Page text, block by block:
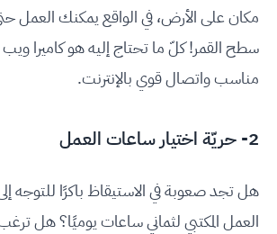
مكان على الأرض، في الواقع يمكنك العمل
سطح القمر! كلّ ما تحتاج إليه هو كاميرا
مناسب واتصال قوي بالإنترنت.
2- حريّة اختيار ساعات العمل
هل تجد صعوبة في الاستيقاظ باكرًا للتوجه
العمل المكتبي لثماني ساعات يوميًا؟ هل